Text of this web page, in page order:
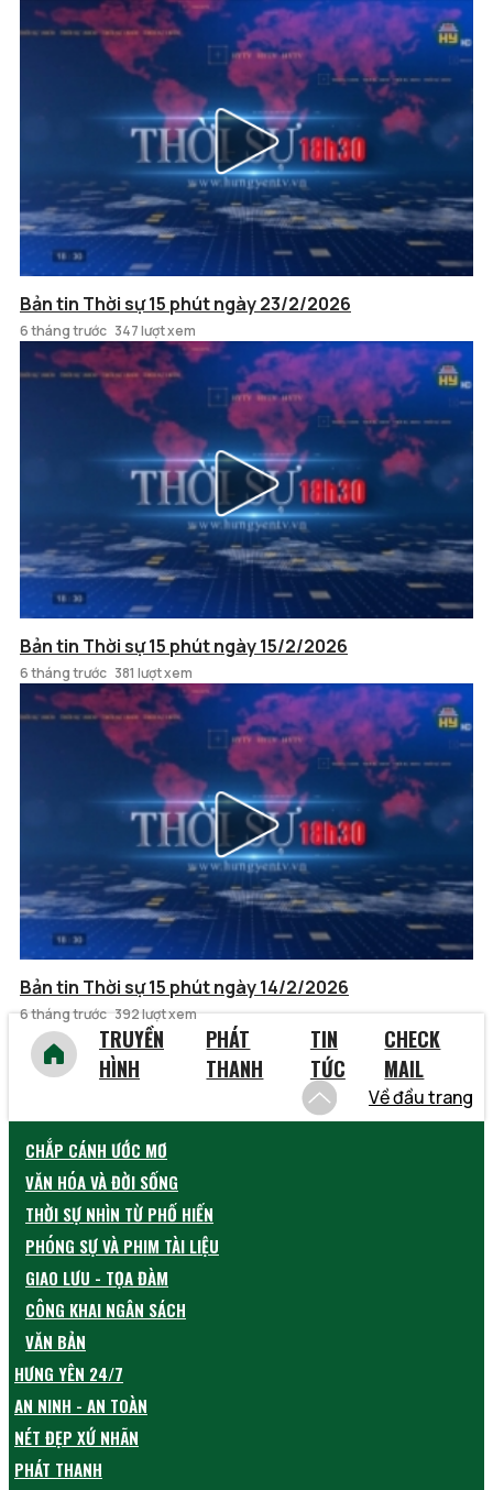
Bản tin Thời sự 15 phút ngày 23/2/2026
6 tháng trước 347 lượt xem
Bản tin Thời sự 15 phút ngày 15/2/2026
6 tháng trước 381 lượt xem
Bản tin Thời sự 15 phút ngày 14/2/2026
6 tháng trước 392 lượt xem
TRUYỀN
HÌNH
PHÁT
THANH
TIN
TỨC
CHECK
MAIL
Về đầu trang
CHẮP CÁNH ƯỚC MƠ
VĂN HÓA VÀ ĐỜI SỐNG
THỜI SỰ NHÌN TỪ PHỐ HIẾN
PHÓNG SỰ VÀ PHIM TÀI LIỆU
GIAO LƯU - TỌA ĐÀM
CÔNG KHAI NGÂN SÁCH
VĂN BẢN
HƯNG YÊN 24/7
AN NINH - AN TOÀN
NÉT ĐẸP XỨ NHÃN
PHÁT THANH